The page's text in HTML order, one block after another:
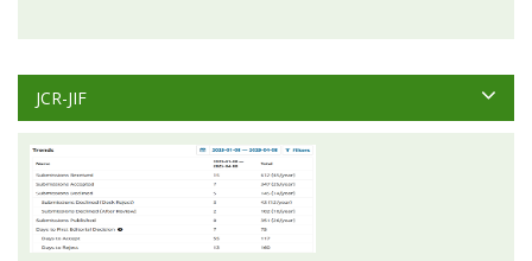
JCR-JIF